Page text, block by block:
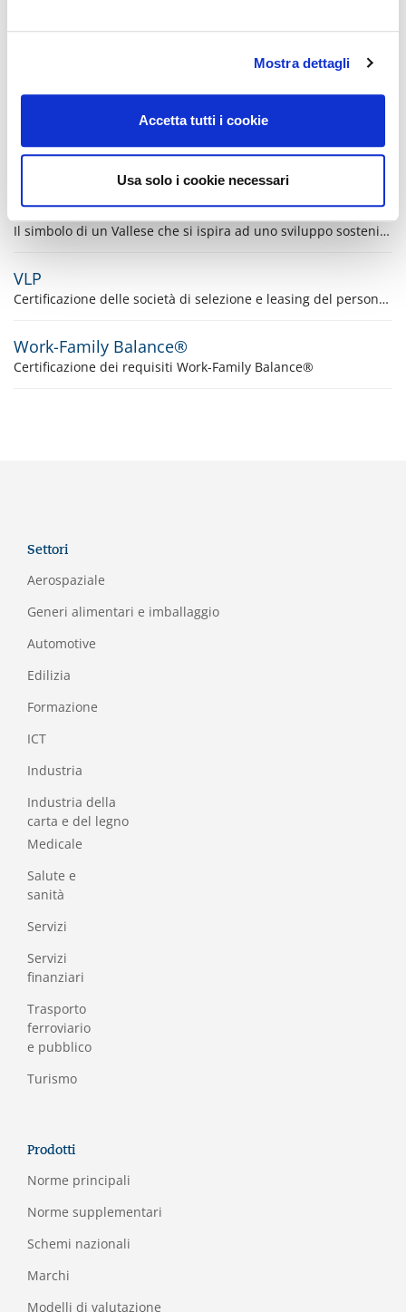
Mostra dettagli
Accetta tutti i cookie
Usa solo i cookie necessari
Certificazione di imprese operanti nella ricerca e nel collocamento di personale secondo gli standard di qualità di swissstaffing (associazione delle aziende prestatrici di personale in Svizzera)
Certificazione di imprese operanti nella ricerca e nel collocamento di personale secondo gli standard di qualità di swissstaffing (associazione delle aziende prestatrici di personale in Svizzera)
Swiss Sustainable Real Estate Index (SSREI)
Lo Swiss Sustainable Real Estate Index (SSREI) è stato sviluppato per valutare la sostenibilità del patrimonio immobiliare svizzero.
Valais excellence
Il simbolo di un Vallese che si ispira ad uno sviluppo sostenibile e qualitativamente elevato, e che pone al centro dell’attenzione le persone e la loro terra
VLP
Certificazione delle società di selezione e leasing del personale secondo gli standard di qualità della VLP (Verband Liechtensteiner Personaldienstleister)
Work-Family Balance®
Certificazione dei requisiti Work-Family Balance®
Settori
Aerospaziale
Generi alimentari e imballaggio
Automotive
Edilizia
Formazione
ICT
Industria
Industria della
carta e del legno
Medicale
Salute e
sanità
Servizi
Servizi
finanziari
Trasporto
ferroviario
e pubblico
Turismo
Prodotti
Norme principali
Norme supplementari
Schemi nazionali
Marchi
Modelli di valutazione